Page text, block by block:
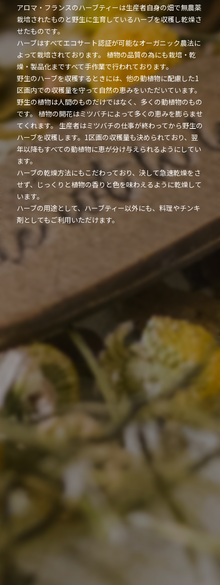
アロマ・フランスのハーブティーは生産者自身の畑で無農薬
栽培されたものと野生に生育しているハーブを収穫し乾燥さ
せたものです。
ハーブはすべてエコサート認証が可能なオーガニック農法に
よって栽培されております。 植物の品質の為にも栽培・乾
燥・製品化まですべて手作業で行われております。
野生のハーブを収穫するときには、他の動植物に配慮した1
区画内での収穫量を守って自然の恵みをいただいています。
野生の植物は人間のものだけではなく、多くの動植物のもの
です。 植物の開花はミツバチによって多くの恵みを膨らませ
てくれます。 生産者はミツバチの仕事が終わってから野生の
ハーブを収穫します。1区画の収穫量も決められており、翌
年以降もすべての動植物に恵が分け与えられるようにしてい
ます。
ハーブの乾燥方法にもこだわっており、決して急速乾燥をさ
せず、じっくりと植物の香りと色を味わえるように乾燥して
います。
ハーブの用途として、ハーブティー以外にも、料理やチンキ
剤としてもご利用いただけます。